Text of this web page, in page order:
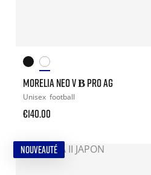
MORELIA NEO V Β PRO AG
Unisex football
€140.00
NOUVEAUTÉ